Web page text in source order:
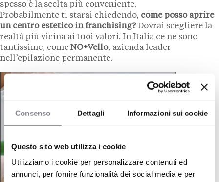
Consenso Dettagli Informazioni sui cookie
Questo sito web utilizza i cookie
Utilizziamo i cookie per personalizzare contenuti ed
annunci, per fornire funzionalità dei social media e per
spesso è la scelta più conveniente.
Probabilmente ti starai chiedendo, come posso aprire
un centro estetico in franchising?Dovrai scegliere la
realtà più vicina ai tuoi valori. In Italia ce ne sono
tantissime, come NO+Vello, azienda leader
nell’epilazione permanente.